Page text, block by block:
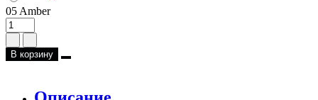
05 Amber
В корзину